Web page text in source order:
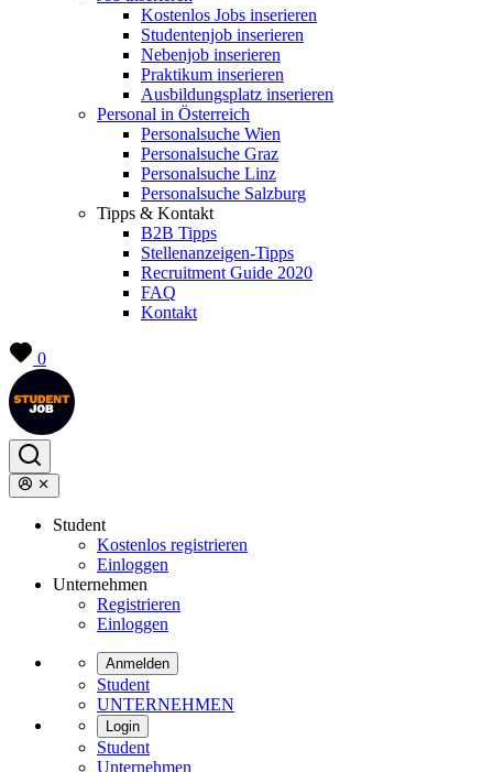
Kostenlos Jobs inserieren
Studentenjob inserieren
Nebenjob inserieren
Praktikum inserieren
Ausbildungsplatz inserieren
Personal in Österreich
Personalsuche Wien
Personalsuche Graz
Personalsuche Linz
Personalsuche Salzburg
Tipps & Kontakt
B2B Tipps
Stellenanzeigen-Tipps
Recruitment Guide 2020
FAQ
Kontakt
0
Student
Kostenlos registrieren
Einloggen
Unternehmen
Registrieren
Einloggen
Anmelden
Student
UNTERNEHMEN
Login
Student
Unternehmen